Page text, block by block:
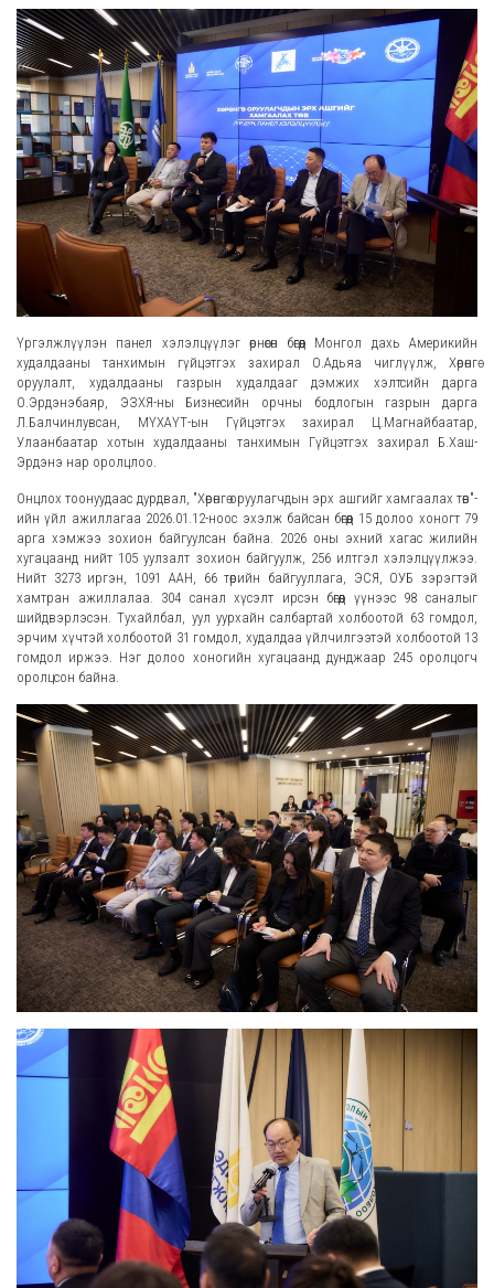
Үргэлжлүүлэн панел хэлэлцүүлэг өрнөсөн бөгөөд Монгол дахь Америкийн
худалдааны танхимын гүйцэтгэх захирал О.Адьяа чиглүүлж, Хөрөнгө
оруулалт, худалдааны газрын худалдааг дэмжих хэлтсийн дарга
О.Эрдэнэбаяр, ЭЗХЯ-ны Бизнесийн орчны бодлогын газрын дарга
Л.Балчинлувсан, МҮХАҮТ-ын Гүйцэтгэх захирал Ц.Магнайбаатар,
Улаанбаатар хотын худалдааны танхимын Гүйцэтгэх захирал Б.Хаш-
Эрдэнэ нар оролцлоо.
Онцлох тоонуудаас дурдвал, "Хөрөнгө оруулагчдын эрх ашгийг хамгаалах төв"-
ийн үйл ажиллагаа 2026.01.12-ноос эхэлж байсан бөгөөд 15 долоо хоногт 79
арга хэмжээ зохион байгуулсан байна. 2026 оны эхний хагас жилийн
хугацаанд нийт 105 уулзалт зохион байгуулж, 256 илтгэл хэлэлцүүлжээ.
Нийт 3273 иргэн, 1091 ААН, 66 төрийн байгууллага, ЭСЯ, ОУБ зэрэгтэй
хамтран ажиллалаа. 304 санал хүсэлт ирсэн бөгөөд үүнээс 98 саналыг
шийдвэрлэсэн. Тухайлбал, уул уурхайн салбартай холбоотой 63 гомдол,
эрчим хүчтэй холбоотой 31 гомдол, худалдаа үйлчилгээтэй холбоотой 13
гомдол иржээ. Нэг долоо хоногийн хугацаанд дунджаар 245 оролцогч
оролцсон байна.